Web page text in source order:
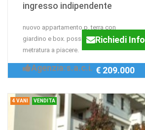
ingresso indipendente
nuovo appartamento p. terra con
giardino e box. possibilità taverna
metratura a piacere.
Richiedi Info
Agenzia:s.a.c.i. € 209.000
4 VANI VENDITA